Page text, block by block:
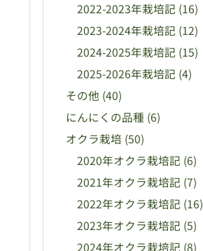
2022-2023年栽培記 (16)
2023-2024年栽培記 (12)
2024-2025年栽培記 (15)
2025-2026年栽培記 (4)
その他 (40)
にんにくの品種 (6)
オクラ栽培 (50)
2020年オクラ栽培記 (6)
2021年オクラ栽培記 (7)
2022年オクラ栽培記 (16)
2023年オクラ栽培記 (5)
2024年オクラ栽培記 (8)